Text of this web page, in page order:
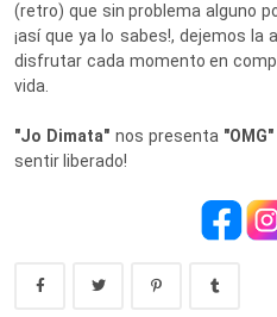
(retro) que sin problema alguno
¡así que ya lo sabes!, dejemos
disfrutar cada momento en
vida.
"Jo Dimata" nos presenta "OMG"
sentir liberado!